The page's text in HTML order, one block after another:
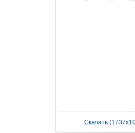
Скачать